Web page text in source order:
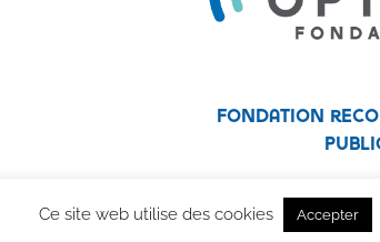
Fondation
des personnes en situation de handicap |
Ce site web utilise des cookies Accepter